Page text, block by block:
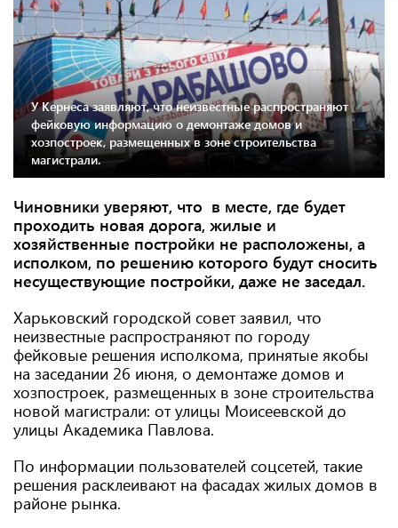
У Кернеса заявляют, что неизвестные распространяют
фейковую информацию о демонтаже домов и
хозпостроек, размещенных в зоне строительства
магистрали.
Чиновники уверяют, что в месте, где будет
проходить новая дорога, жилые и
хозяйственные постройки не расположены, а
исполком, по решению которого будут сносить
несуществующие постройки, даже не заседал.
Харьковский городской совет заявил, что
неизвестные распространяют по городу
фейковые решения исполкома, принятые якобы
на заседании 26 июня, о демонтаже домов и
хозпостроек, размещенных в зоне строительства
новой магистрали: от улицы Моисеевской до
улицы Академика Павлова.
По информации пользователей соцсетей, такие
решения расклеивают на фасадах жилых домов в
районе рынка.